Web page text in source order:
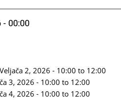
- 00:00
2, 2026 - 10:00 to 12:00
3, 2026 - 10:00 to 12:00
4, 2026 - 10:00 to 12:00